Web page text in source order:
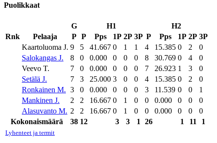
Puolikkaat
G H1
H2
Rnk
Pelaaja P P Pps 1P 2P 3P P Pps 1P 2P 3P
Kaartoluoma J. 9 5 41.667 0 1 1 4 15.385 0 2
0
Salokangas J.
8 0 0.000 0 0 0 8 30.769 0 4
0
Veevo T.
7 0 0.000 0 0 0 7 26.923 1 3
0
Setälä J.
7 3 25.000 3 0 0 4 15.385 0 2
0
Ronkainen M. 3 0 0.000 0 0 0 3 11.539 0 0
1
Mankinen J.
2 2 16.667 0 1 0 0 0.000 0 0
0
Alasuvanto M. 2 2 16.667 0 1 0 0 0.000 0 0
0
Kokonaismäärä
38 12 3 3 1 26 1 11 1
Lyhenteet ja termit